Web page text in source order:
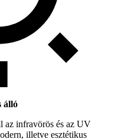
álló
az infravörös és az UV
illetve esztétikus